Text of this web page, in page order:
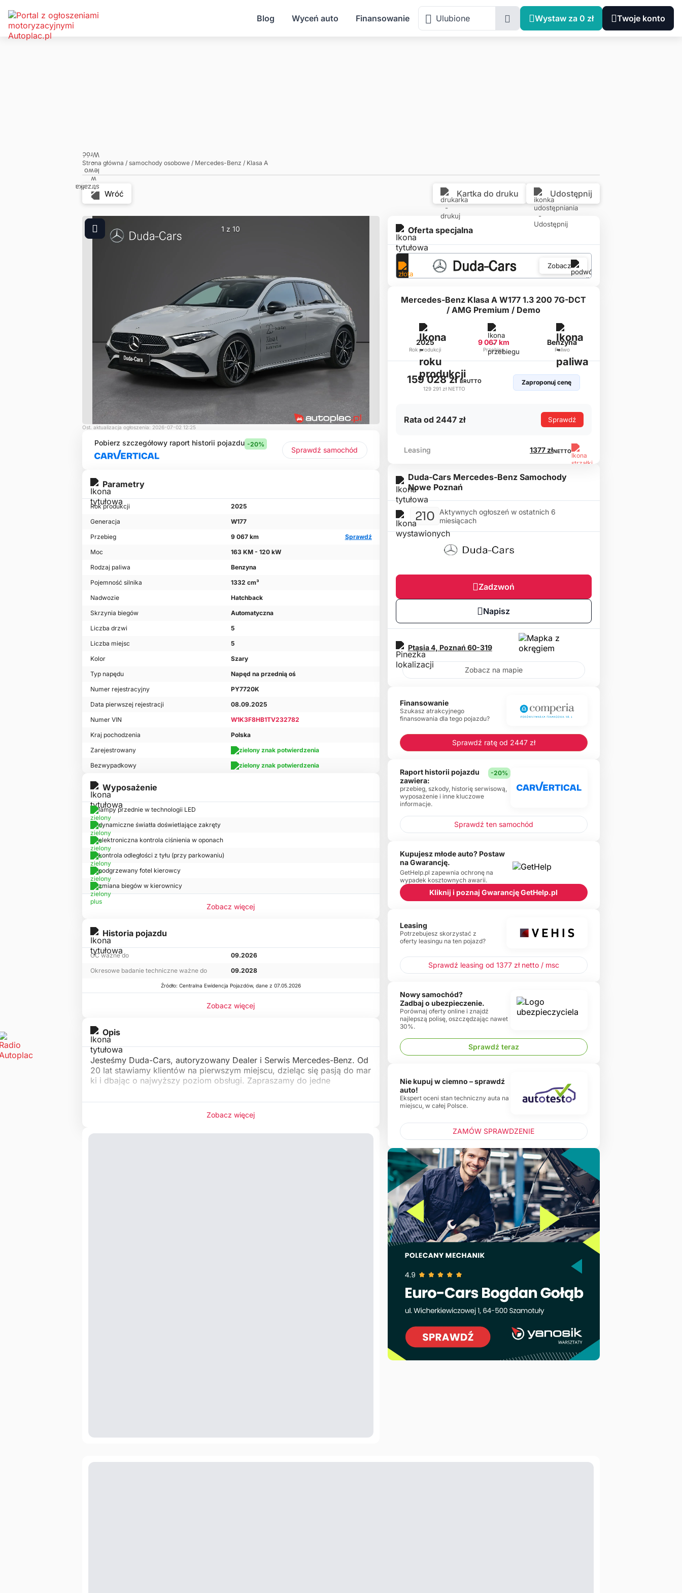
Blog Wyceń auto Finansowanie Ulubione Wystaw za 0 zł Twoje konto
Wielkopolskie, Poznań, Ptasia 4
Strona główna / samochody osobowe / Mercedes-Benz / Klasa A
Wróć Kartka do druku Udostępnij
1 z 10
Ost. aktualizacja ogłoszenia: 2026-07-02 12:25
Pobierz szczegółowy raport historii pojazdu -20%
Sprawdź samochód
Parametry
Rok produkcji
2025
Generacja
W177
Przebieg
9 067 km
Sprawdź
Moc
163 KM - 120 kW
Rodzaj paliwa
Benzyna
Pojemność silnika
1332 cm³
Nadwozie
Hatchback
Skrzynia biegów
Automatyczna
Liczba drzwi
5
Liczba miejsc
5
Kolor
Szary
Typ napędu
Napęd na przednią oś
Numer rejestracyjny
PY7720K
Data pierwszej rejestracji
08.09.2025
Numer VIN
W1K3F8HB1TV232782
Kraj pochodzenia
Polska
Zarejestrowany
Bezwypadkowy
Wyposażenie
lampy przednie w technologii LED
dynamiczne światła doświetlające zakręty
elektroniczna kontrola ciśnienia w oponach
kontrola odległości z tyłu (przy parkowaniu)
podgrzewany fotel kierowcy
zmiana biegów w kierownicy
Zobacz więcej
Historia pojazdu
OC ważne do
09.2026
Okresowe badanie techniczne ważne do
09.2028
Źródło: Centralna Ewidencja Pojazdów, dane z 07.05.2026
Zobacz więcej
Opis
Jesteśmy Duda-Cars, autoryzowany Dealer i Serwis Mercedes-Benz. Od
20 lat stawiamy klientów na pierwszym miejscu, dzieląc się pasją do mar
ki i dbając o najwyższy poziom obsługi. Zapraszamy do jedne
Zobacz więcej
Oferta specjalna
Zobacz
Mercedes-Benz Klasa A W177 1.3 200 7G-DCT
/ AMG Premium / Demo
2025
Rok produkcji
9 067 km
Przebieg
Benzyna
Paliwo
159 028 złBRUTTO
129 291 zł NETTO
Zaproponuj cenę
Rata od 2447 zł Sprawdź
Leasing 1377 złNETTO
Duda-Cars Mercedes-Benz Samochody
Nowe Poznań
210
Aktywnych ogłoszeń w ostatnich 6
miesiącach
Zadzwoń
Napisz
Ptasia 4, Poznań 60-319
Zobacz na mapie
Finansowanie
Szukasz atrakcyjnego
finansowania dla tego pojazdu?
Sprawdź ratę od 2447 zł
Raport historii pojazdu
zawiera:
-20%
przebieg, szkody, historię serwisową,
wyposażenie i inne kluczowe
informacje.
Sprawdź ten samochód
Kupujesz młode auto? Postaw
na Gwarancję.
GetHelp.pl zapewnia ochronę na
wypadek kosztownych awarii.
Kliknij i poznaj Gwarancję GetHelp.pl
Leasing
Potrzebujesz skorzystać z
oferty leasingu na ten pojazd?
Sprawdź leasing od 1377 zł netto / msc
Nowy samochód?
Zadbaj o ubezpieczenie.
Porównaj oferty online i znajdź
najlepszą polisę, oszczędzając nawet
30%.
Sprawdź teraz
Nie kupuj w ciemno – sprawdź
auto!
Ekspert oceni stan techniczny auta na
miejscu, w całej Polsce.
ZAMÓW SPRAWDZENIE